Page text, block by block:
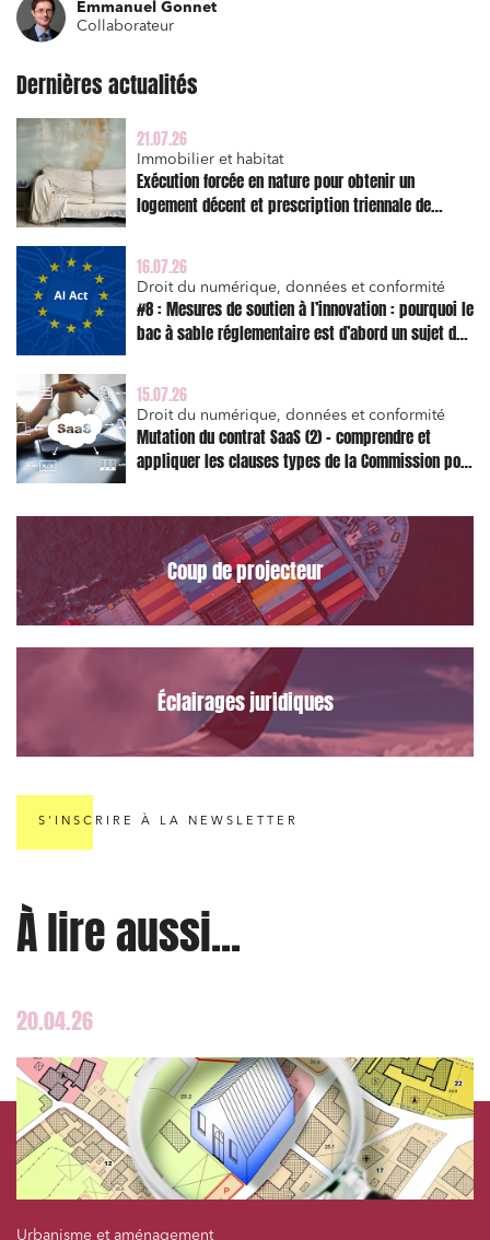
Emmanuel Gonnet
Collaborateur
Dernières actualités
21.07.26
Immobilier et habitat
Exécution forcée en nature pour obtenir un
logement décent et prescription triennale de
16.07.26
Droit du numérique, données et conformité
#8 : Mesures de soutien à l’innovation : pourquoi le
bac à sable réglementaire est d’abord un sujet de
15.07.26
Droit du numérique, données et conformité
Mutation du contrat SaaS (2) – comprendre et
appliquer les clauses types de la Commission pour
Coup de projecteur
Éclairages juridiques
S'INSCRIRE À LA NEWSLETTER
À lire aussi...
20.04.26
Urbanisme et aménagement